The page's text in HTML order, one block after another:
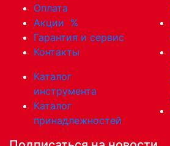
Оплата
Акции %
Гарантия и сервис
Контакты
Каталог
инструмента
Каталог
принадлежностей